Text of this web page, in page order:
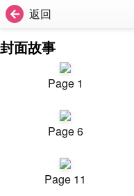
返回
封面故事
Page 1
Page 6
Page 11